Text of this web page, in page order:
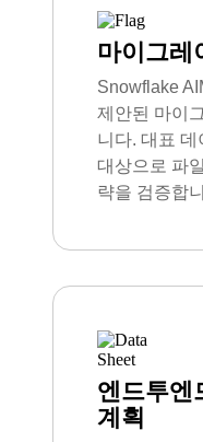
마이그레
Snowflake
제안된 마이
니다. 대표
대상으로 파
략을 검증합
엔드투엔
계획